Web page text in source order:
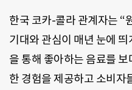
한국 코카-콜라 관계자는 “
기대와 관심이 매년 눈에
을 통해 좋아하는 음료를
한 경험을 제공하고 소비자